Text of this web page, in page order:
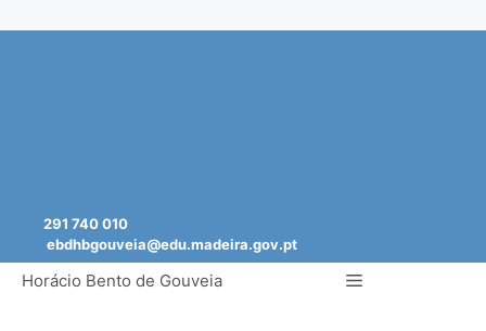
291 740 010
ebdhbgouveia@edu.madeira.gov.pt
Horácio Bento de Gouveia Menu